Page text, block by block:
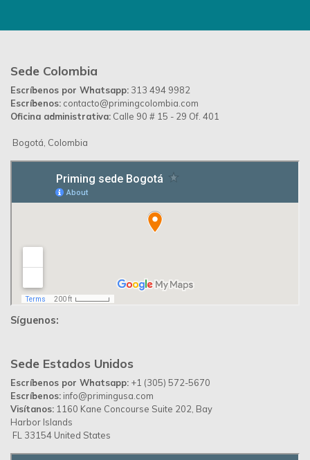
Sede Colombia
Escríbenos por Whatsapp: 313 494 9982
Escríbenos: contacto@primingcolombia.com
Oficina administrativa: Calle 90 # 15 - 29 Of. 401
Bogotá, Colombia
Síguenos:
Sede Estados Unidos
Escríbenos por Whatsapp: +1 (305) 572-5670
Escríbenos: info@primingusa.com
Visítanos: 1160 Kane Concourse Suite 202, Bay
Harbor Islands
FL 33154 United States